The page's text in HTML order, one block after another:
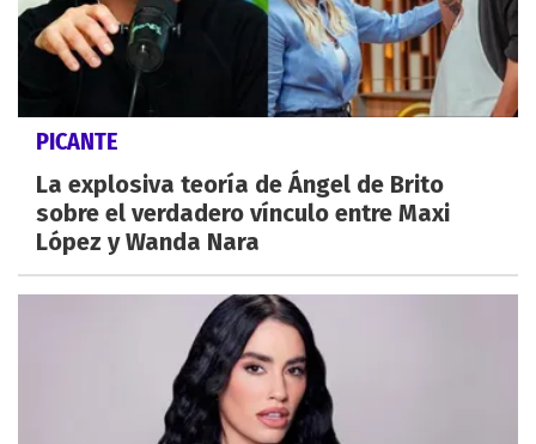
PICANTE
La explosiva teoría de Ángel de Brito
sobre el verdadero vínculo entre Maxi
López y Wanda Nara